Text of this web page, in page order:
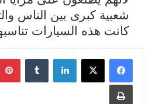
شعبية كبرى بين الناس
كانت هذه السيارات
لينكدإن
طباعة